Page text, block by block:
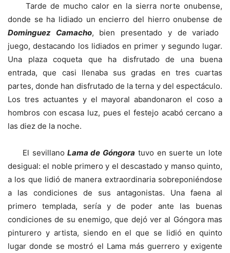
Tarde de mucho calor en la sierra norte onubense,
donde se ha lidiado un encierro del hierro onubense de
Dominguez Camacho, bien presentado y de variado
juego, destacando los lidiados en primer y segundo lugar.
Una plaza coqueta que ha disfrutado de una buena
entrada, que casi llenaba sus gradas en tres cuartas
partes, donde han disfrutado de la terna y del espectáculo.
Los tres actuantes y el mayoral abandonaron el coso a
hombros con escasa luz, pues el festejo acabó cercano a
las diez de la noche.
El sevillano Lama de Góngora tuvo en suerte un lote
desigual: el noble primero y el descastado y manso quinto,
a los que lidió de manera extraordinaria sobreponiéndose
a las condiciones de sus antagonistas. Una faena al
primero templada, sería y de poder ante las buenas
condiciones de su enemigo, que dejó ver al Góngora mas
pinturero y artista, siendo en el que se lidió en quinto
lugar donde se mostró el Lama más guerrero y exigente